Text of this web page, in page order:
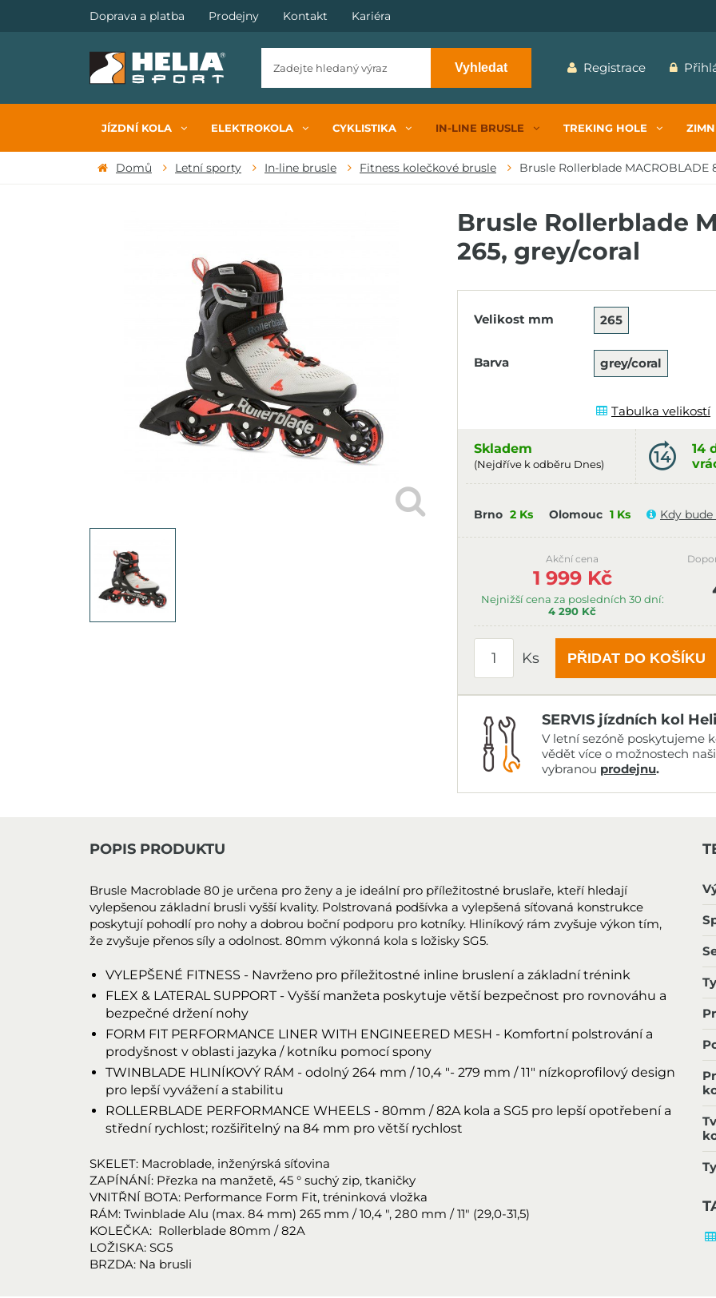
Doprava a platba Prodejny Kontakt Kariéra
Vyhledat Registrace
JÍZDNÍ KOLA ELEKTROKOLA CYKLISTIKA IN-LINE BRUSLE TREKING HOLE
Domů Letní sporty In-line brusle Fitness kolečkové brusle Brusle Rollerblade MACROBLADE
Brusle Rollerblade
265, grey/coral
Velikost mm 265
Barva grey/coral
Tabulka velikostí
Skladem
(Nejdříve k odběru Dnes)
14
Brno 2 Ks Olomouc 1 Ks Kdy bude
Akční cena
1 999 Kč
Nejnižší cena za posledních 30 dní:
4 290 Kč
Ks PŘIDAT DO KOŠÍKU
SERVIS jízdních kol
V letní sezóně poskytujeme
vědět více o možnostech
vybranou prodejnu.
POPIS PRODUKTU
Brusle Macroblade 80 je určena pro ženy a je ideální pro příležitostné bruslaře, kteří hledají
vylepšenou základní brusli vyšší kvality. Polstrovaná podšívka a vylepšená síťovaná konstrukce
poskytují pohodlí pro nohy a dobrou boční podporu pro kotníky. Hliníkový rám zvyšuje výkon tím,
že zvyšuje přenos síly a odolnost. 80mm výkonná kola s ložisky SG5.
VYLEPŠENÉ FITNESS - Navrženo pro příležitostné inline bruslení a základní trénink
FLEX & LATERAL SUPPORT - Vyšší manžeta poskytuje větší bezpečnost pro rovnováhu a
bezpečné držení nohy
FORM FIT PERFORMANCE LINER WITH ENGINEERED MESH - Komfortní polstrování a
prodyšnost v oblasti jazyka / kotníku pomocí spony
TWINBLADE HLINÍKOVÝ RÁM - odolný 264 mm / 10,4 "- 279 mm / 11" nízkoprofilový design
pro lepší vyvážení a stabilitu
ROLLERBLADE PERFORMANCE WHEELS - 80mm / 82A kola a SG5 pro lepší opotřebení a
střední rychlost; rozšiřitelný na 84 mm pro větší rychlost
SKELET: Macroblade, inženýrská síťovina
ZAPÍNÁNÍ: Přezka na manžetě, 45 ° suchý zip, tkaničky
VNITŘNÍ BOTA: Performance Form Fit, tréninková vložka
RÁM: Twinblade Alu (max. 84 mm) 265 mm / 10,4 ", 280 mm / 11" (29,0-31,5)
KOLEČKA: Rollerblade 80mm / 82A
LOŽISKA: SG5
BRZDA: Na brusli